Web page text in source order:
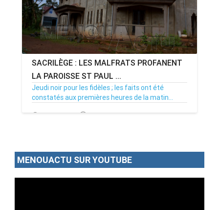
SACRILÈGE : LES MALFRATS PROFANENT
LA PAROISSE ST PAUL ...
Jeudi noir pour les fidèles ; les faits ont été
constatés aux premières heures de la matin...
06/07/17 Par MenouActu 3
MENOUACTU SUR YOUTUBE